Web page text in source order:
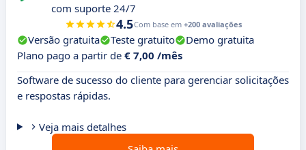
com suporte 24/7
4.5Com base em +200 avaliações
Versão gratuita Teste gratuito
Demo gratuita
Plano pago a partir de € 7,00 /mês
Software de sucesso do cliente para gerenciar solicitações
e respostas rápidas.
Veja mais detalhes